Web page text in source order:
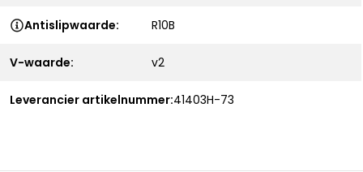
Antislipwaarde: R10B
V-waarde: v2
Leverancier artikelnummer:41403H-73